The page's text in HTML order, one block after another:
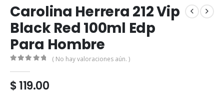
Carolina Herrera 212 Vip
Black Red 100ml Edp
Para Hombre
( No hay valoraciones aún. )
$119.00